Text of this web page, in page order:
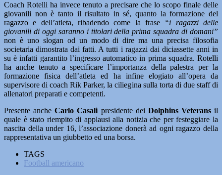
Coach Rotelli ha invece tenuto a precisare che lo scopo finale delle
giovanili non è tanto il risultato in sé, quanto la formazione del
ragazzo e dell’atleta, ribadendo come la frase “i ragazzi delle
giovanili di oggi saranno i titolari della prima squadra di domani”
non è uno slogan od un modo di dire ma una precisa filosofia
societaria dimostrata dai fatti. A tutti i ragazzi dai diciassette anni in
su è infatti garantito l’ingresso automatico in prima squadra. Rotelli
ha anche tenuto a specificare l’importanza della palestra per la
formazione fisica dell’atleta ed ha infine elogiato all’opera da
supervisore di coach Rik Parker, la ciliegina sulla torta di due staff di
allenatori preparati e competenti.
Presente ancheCarlo Casali presidente dei Dolphins Veteransil
quale è stato riempito di applausi alla notizia che per festeggiare la
nascita della under 16, l’associazione donerà ad ogni ragazzo della
rappresentativa un giubbetto ed una borsa.
TAGS
Football americano